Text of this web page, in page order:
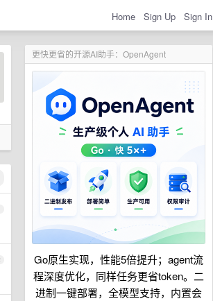
Home Sign Up Sign In
更快更省的开源AI助手：OpenAgent
Go原生实现，性能5倍提升；agent流
程深度优化，同样任务更省token。二
进制一键部署，全模型支持，内置会